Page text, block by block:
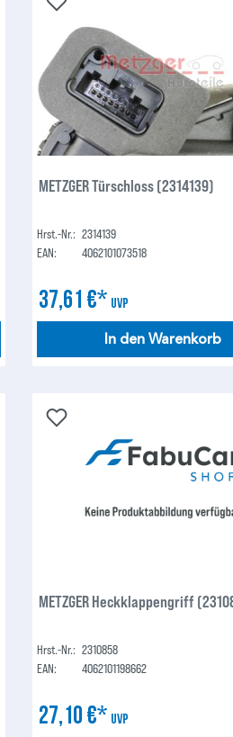
METZGER Türschloss (2314139)
Hrst.-Nr.: 2314139
EAN:
4062101073518
37,61 €* UVP
In den Warenkorb
METZGER Heckklappengriff
Hrst.-Nr.: 2310858
EAN:
4062101198662
27,10 €* UVP